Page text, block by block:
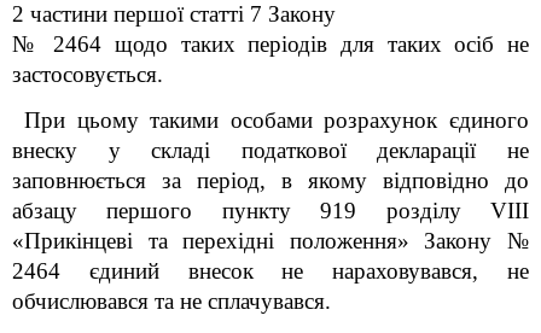
2 частини першої статті 7 Закону
№ 2464 щодо таких періодів для таких осіб не
застосовується.
При цьому такими особами розрахунок єдиного
внеску у складі податкової декларації не
заповнюється за період, в якому відповідно до
абзацу першого пункту 919 розділу VIII
«Прикінцеві та перехідні положення» Закону №
2464 єдиний внесок не нараховувався, не
обчислювався та не сплачувався.